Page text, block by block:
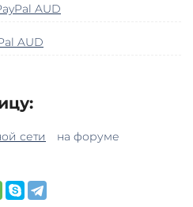
AUD
AUD
сети
на форуме